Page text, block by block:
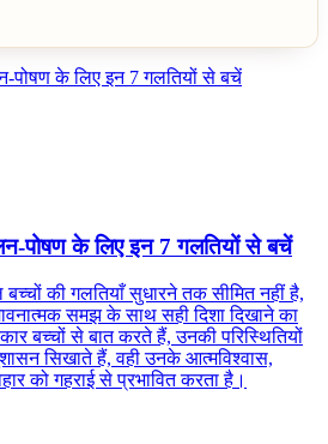
पोषण के लिए इन 7 गलतियों से बचें
की गलतियाँ सुधारने तक सीमित नहीं है,
समझ के साथ सही दिशा दिखाने का
बच्चों से बात करते हैं, उनकी परिस्थितियों
सिखाते हैं, वही उनके आत्मविश्वास,
को गहराई से प्रभावित करता है।